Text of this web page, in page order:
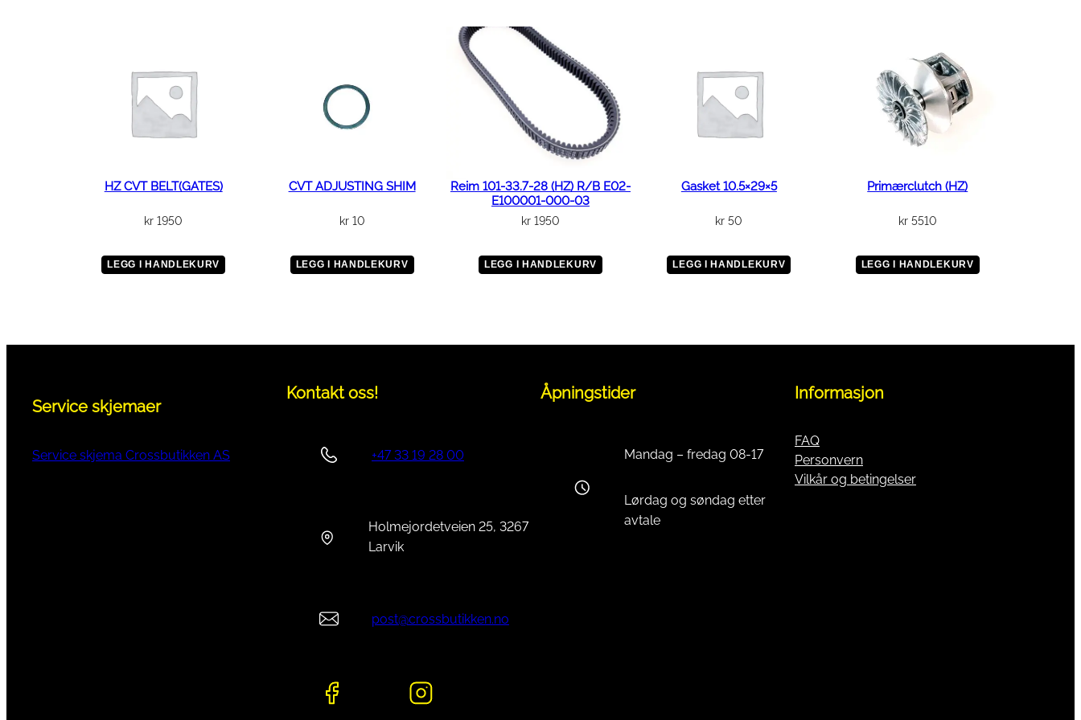
HZ CVT BELT(GATES)
kr 1950
LEGG I HANDLEKURV
CVT ADJUSTING SHIM
kr10
LEGG I HANDLEKURV
Reim 101-33.7-28 (HZ) R/B E02-
E100001-000-03
kr1950
LEGG I HANDLEKURV
Gasket 10.5×29×5
kr 50
LEGG I HANDLEKURV
Primærclutch (HZ)
kr5510
LEGG I HANDLEKURV
Service skjemaer
Service skjema Crossbutikken AS
Kontakt oss!
+47 33 19 28 00
Holmejordetveien 25, 3267
Larvik
post@crossbutikken.no
Åpningstider
Mandag – fredag 08-17
Lørdag og søndag etter
avtale
Informasjon
FAQ
Personvern
Vilkår og betingelser